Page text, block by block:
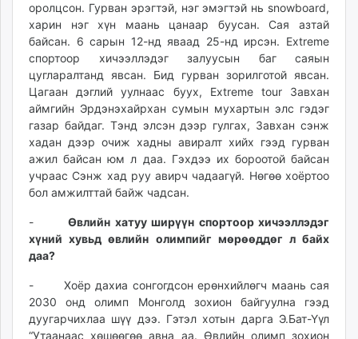
оролцсон. Гурван эрэгтэй, нэг эмэгтэй нь snowboard,
харин нэг хүн маань цанаар буусан. Сая азтай
байсан. 6 сарын 12-нд яваад 25-нд ирсэн. Extreme
спортоор хичээллэдэг залуусын баг саяын
цугларалтанд явсан. Бид гурван зорилготой явсан.
Цагаан дэглий уулнаас буух, Extreme tour Завхан
аймгийн Эрдэнэхайрхан сумын мухартын элс гэдэг
газар байдаг. Тэнд элсэн дээр гулгах, Завхан сэнж
хадан дээр очиж хадны авиралт хийх гээд гурван
ажил байсан юм л даа. Гэхдээ их бороотой байсан
учраас Сэнж хад руу авирч чадаагүй. Нөгөө хоёртоо
бол амжилттай байж чадсан.
- Өвлийн хатуу ширүүн спортоор хичээллэдэг
хүний хувьд өвлийн олимпийг мөрөөддөг л байх
даа?
- Хоёр дахиа сонгогдсон ерөнхийлөгч маань сая
2030 онд олимп Монголд зохион байгуулна гээд
дуугарчихлаа шүү дээ. Гэтэл хотын дарга Э.Бат-Үүл
“Утаанаас хөшөөгөө авна аа. Өвлийн олимп зохион